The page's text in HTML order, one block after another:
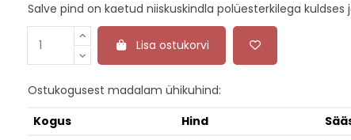
Salve pind on kaetud niiskuskindla polüesterkilega
Lisa ostukorvi
Ostukogusest madalam ühikuhind:
Kogus
Hind